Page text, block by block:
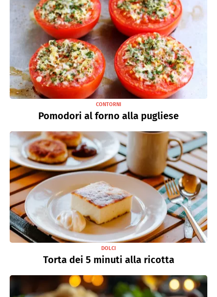
CONTORNI
Pomodori al forno alla pugliese
DOLCI
Torta dei 5 minuti alla ricotta